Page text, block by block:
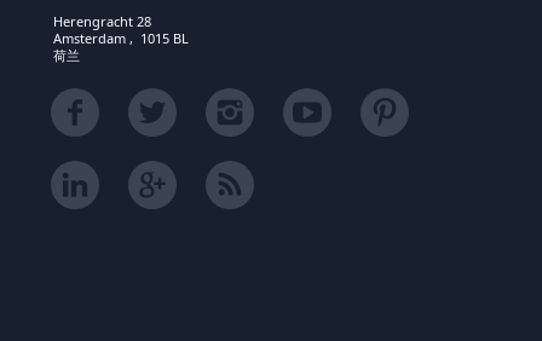
Herengracht 28
Amsterdam , 1015 BL
荷兰